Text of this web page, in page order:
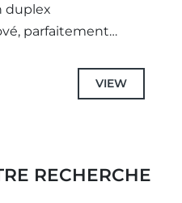
duplex
parfaitement
plus prisés...
VIEW
RECHERCHE